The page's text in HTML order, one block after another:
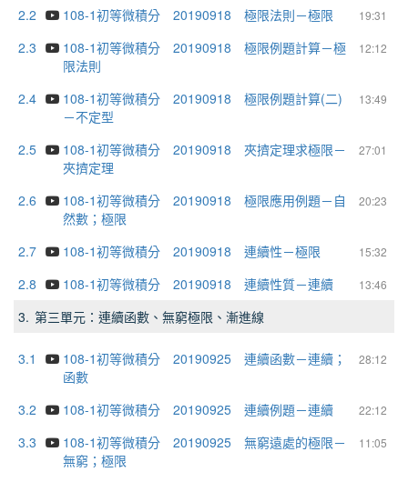
2.2
19:31
108-1初等微積分 20190918 極限法則－極限
2.3
12:12
108-1初等微積分 20190918 極限例題計算－極
限法則
2.4
13:49
108-1初等微積分 20190918 極限例題計算(二)
－不定型
2.5
27:01
108-1初等微積分 20190918 夾擠定理求極限－
夾擠定理
2.6
20:23
108-1初等微積分 20190918 極限應用例題－自
然數；極限
2.7
15:32
108-1初等微積分 20190918 連續性－極限
2.8
13:46
108-1初等微積分 20190918 連續性質－連續
3. 第三單元：連續函數、無窮極限、漸進線
3.1 28:12
108-1初等微積分 20190925 連續函數－連續；
函數
3.2
22:12
108-1初等微積分 20190925 連續例題－連續
3.3
11:05
108-1初等微積分 20190925 無窮遠處的極限－
無窮；極限